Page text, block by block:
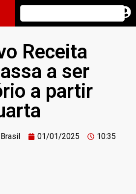
Receita
a ser
a partir
Brasil 01/01/2025 10:35